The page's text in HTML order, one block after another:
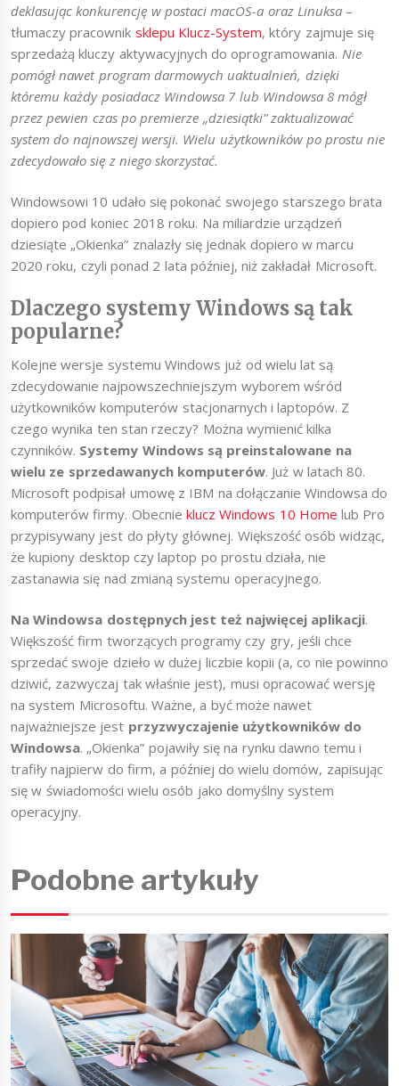
deklasując konkurencję w postaci macOS-a oraz Linuksa –
tłumaczy pracownik sklepu Klucz-System, który zajmuje się
sprzedażą kluczy aktywacyjnych do oprogramowania. Nie
pomógł nawet program darmowych uaktualnień, dzięki
któremu każdy posiadacz Windowsa 7 lub Windowsa 8 mógł
przez pewien czas po premierze „dziesiątki” zaktualizować
system do najnowszej wersji. Wielu użytkowników po prostu nie
zdecydowało się z niego skorzystać.
Windowsowi 10 udało się pokonać swojego starszego brata
dopiero pod koniec 2018 roku. Na miliardzie urządzeń
dziesiąte „Okienka” znalazły się jednak dopiero w marcu
2020 roku, czyli ponad 2 lata później, niż zakładał Microsoft.
Dlaczego systemy Windows są tak
popularne?
Kolejne wersje systemu Windows już od wielu lat są
zdecydowanie najpowszechniejszym wyborem wśród
użytkowników komputerów stacjonarnych i laptopów. Z
czego wynika ten stan rzeczy? Można wymienić kilka
czynników. Systemy Windows są preinstalowane na
wielu ze sprzedawanych komputerów. Już w latach 80.
Microsoft podpisał umowę z IBM na dołączanie Windowsa do
komputerów firmy. Obecnie klucz Windows 10 Home lub Pro
przypisywany jest do płyty głównej. Większość osób widząc,
że kupiony desktop czy laptop po prostu działa, nie
zastanawia się nad zmianą systemu operacyjnego.
Na Windowsa dostępnych jest też najwięcej aplikacji.
Większość firm tworzących programy czy gry, jeśli chce
sprzedać swoje dzieło w dużej liczbie kopii (a, co nie powinno
dziwić, zazwyczaj tak właśnie jest), musi opracować wersję
na system Microsoftu. Ważne, a być może nawet
najważniejsze jest przyzwyczajenie użytkowników do
Windowsa. „Okienka” pojawiły się na rynku dawno temu i
trafiły najpierw do firm, a później do wielu domów, zapisując
się w świadomości wielu osób jako domyślny system
operacyjny.
Podobne artykuły